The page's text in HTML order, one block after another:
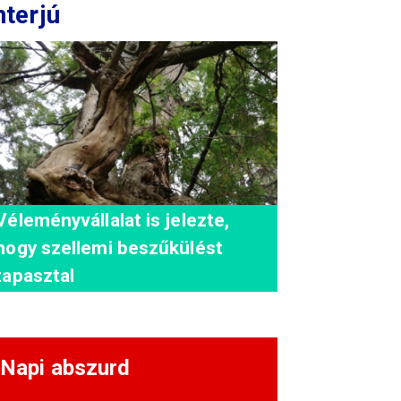
is jelezte,
szellemi beszűkülést
Napi abszurd